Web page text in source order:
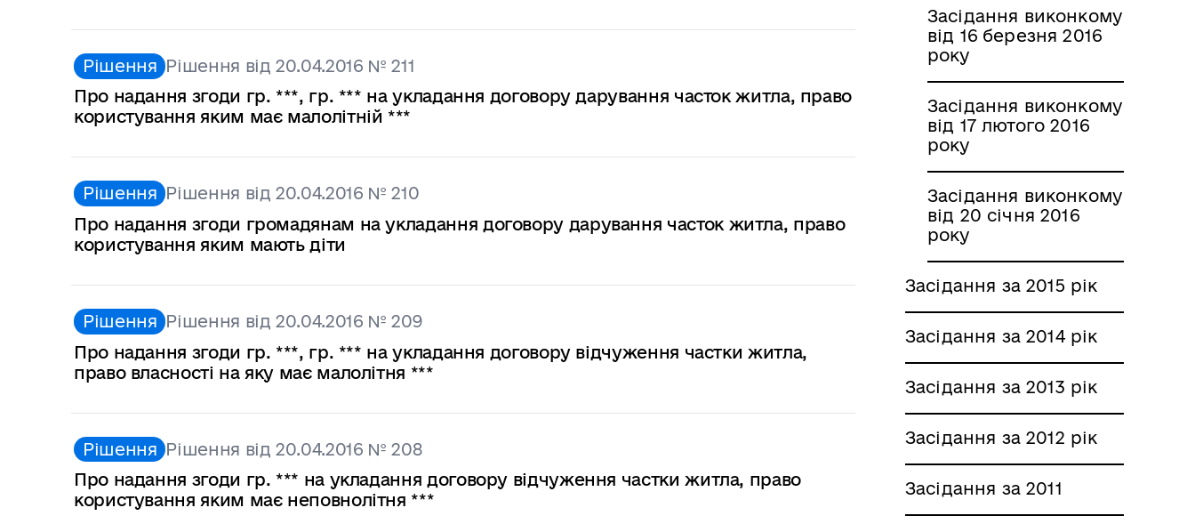
Рішення Рішення від 20.04.2016 № 211
Про надання згоди гр. ***, гр. *** на укладання договору дарування часток житла, право
користування яким має малолітній ***
Рішення Рішення від 20.04.2016 № 210
Про надання згоди громадянам на укладання договору дарування часток житла, право
користування яким мають діти
Рішення Рішення від 20.04.2016 № 209
Про надання згоди гр. ***, гр. *** на укладання договору відчуження частки житла,
право власності на яку має малолітня ***
Рішення Рішення від 20.04.2016 № 208
Про надання згоди гр. *** на укладання договору відчуження частки житла, право
користування яким має неповнолітня ***
Засідання виконкому
від 16 березня 2016
року
Засідання виконкому
від 17 лютого 2016
року
Засідання виконкому
від 20 січня 2016
року
Засідання за 2015 рік
Засідання за 2014 рік
Засідання за 2013 рік
Засідання за 2012 рік
Засідання за 2011